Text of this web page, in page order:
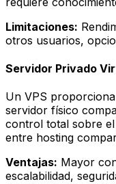
Limitaciones:
otros usuarios,
Servidor Privado
Un VPS
servidor físico
control total sobre
entre hosting
Ventajas: Mayor
escalabilidad,